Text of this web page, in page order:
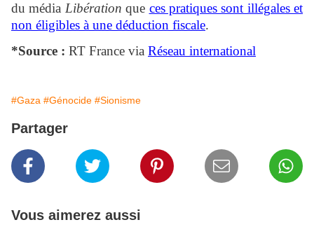
du média Libération que ces pratiques sont illégales et
non éligibles à une déduction fiscale.
*Source : RT France via Réseau international
#Gaza #Génocide #Sionisme
Partager
Vous aimerez aussi